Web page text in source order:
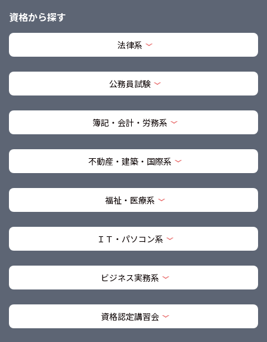
資格から探す
法律系
公務員試験
簿記・会計・労務系
不動産・建築・国際系
福祉・医療系
ＩＴ・パソコン系
ビジネス実務系
資格認定講習会